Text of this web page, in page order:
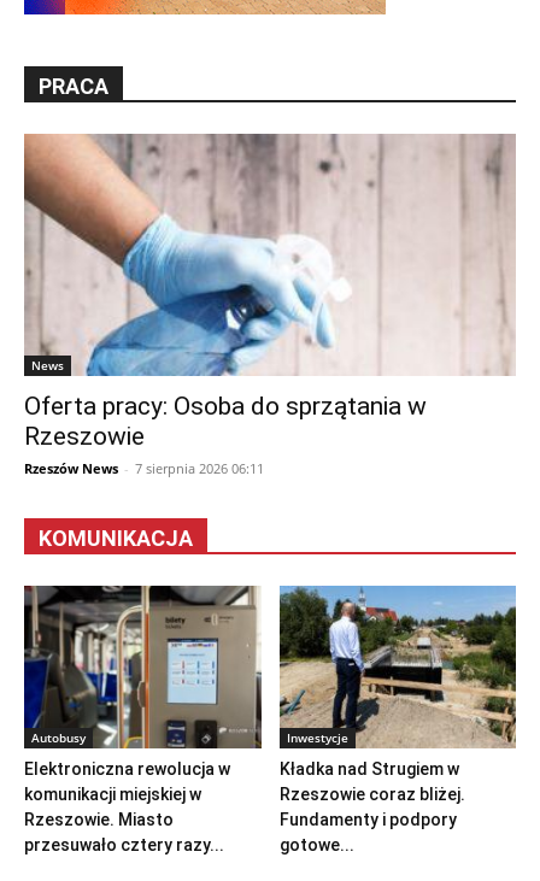
PRACA
News
Oferta pracy: Osoba do sprzątania w
Rzeszowie
Rzeszów News - 7 sierpnia 2026 06:11
KOMUNIKACJA
Autobusy
Elektroniczna rewolucja w
komunikacji miejskiej w
Rzeszowie. Miasto
przesuwało cztery razy...
Inwestycje
Kładka nad Strugiem w
Rzeszowie coraz bliżej.
Fundamenty i podpory
gotowe...